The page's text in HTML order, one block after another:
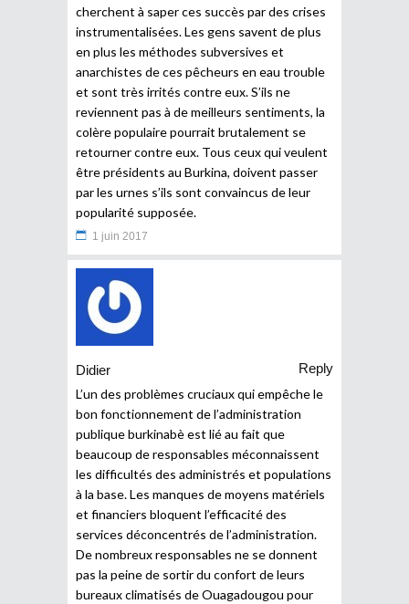
cherchent à saper ces succès par des crises
instrumentalisées. Les gens savent de plus
en plus les méthodes subversives et
anarchistes de ces pêcheurs en eau trouble
et sont très irrités contre eux. S’ils ne
reviennent pas à de meilleurs sentiments, la
colère populaire pourrait brutalement se
retourner contre eux. Tous ceux qui veulent
être présidents au Burkina, doivent passer
par les urnes s’ils sont convaincus de leur
popularité supposée.
1 juin 2017
Didier
Reply
L’un des problèmes cruciaux qui empêche le
bon fonctionnement de l’administration
publique burkinabè est lié au fait que
beaucoup de responsables méconnaissent
les difficultés des administrés et populations
à la base. Les manques de moyens matériels
et financiers bloquent l’efficacité des
services déconcentrés de l’administration.
De nombreux responsables ne se donnent
pas la peine de sortir du confort de leurs
bureaux climatisés de Ouagadougou pour